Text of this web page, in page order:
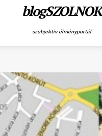
blogSZOLNOK
szubjektív élményportál